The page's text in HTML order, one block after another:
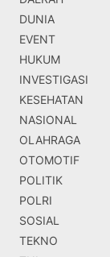
DUNIA
EVENT
HUKUM
INVESTIGASI
KESEHATAN
NASIONAL
OLAHRAGA
OTOMOTIF
POLITIK
POLRI
SOSIAL
TEKNO